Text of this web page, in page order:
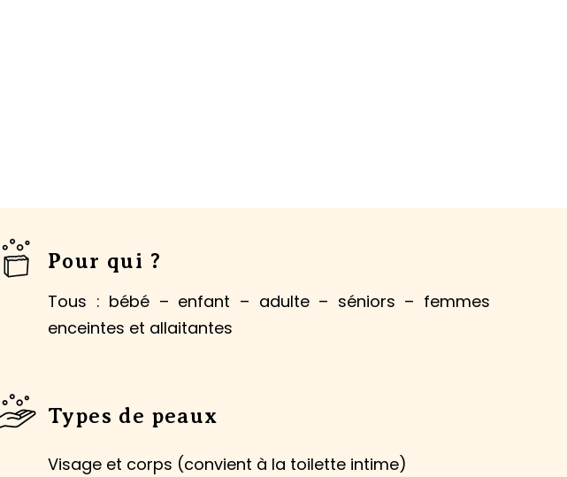
Pour qui ?
Tous : bébé – enfant – adulte – séniors – femmes
enceintes et allaitantes
Types de peaux
Visage et corps (convient à la toilette intime)